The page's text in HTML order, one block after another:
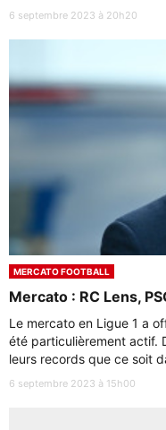
6 septembre 2023 à 20h20
MERCATO FOOTBALL
Mercato : RC Lens,
Le mercato en Ligue 1 a
été particulièrement actif.
leurs records que ce soit
6 septembre 2023 à 15h00